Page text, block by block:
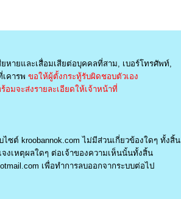
หายและเสื่อมเสียต่อบุคคลที่สาม, เบอร์โทรศัพท์,
คารพ ขอให้ผู้ตั้งกระทู้รับผิดชอบตัวเอง
มจะส่งรายละเอียดให้เจ้าหน้าที่
ซต์ kroobannok.com ไม่มีส่วนเกี่ยวข้องใดๆ ทั้งสิ้น
เหตุผลใดๆ ต่อเจ้าของความเห็นนั้นทั้งสิ้น
เพื่อทำการลบออกจากระบบต่อไป